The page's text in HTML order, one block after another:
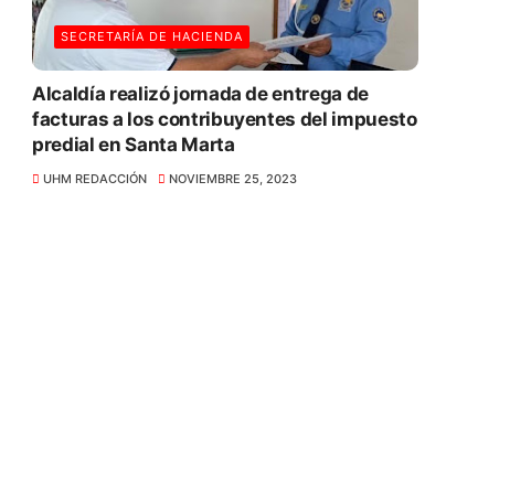
SECRETARÍA DE HACIENDA
Alcaldía realizó jornada de entrega de
facturas a los contribuyentes del impuesto
predial en Santa Marta
UHM REDACCIÓN NOVIEMBRE 25, 2023